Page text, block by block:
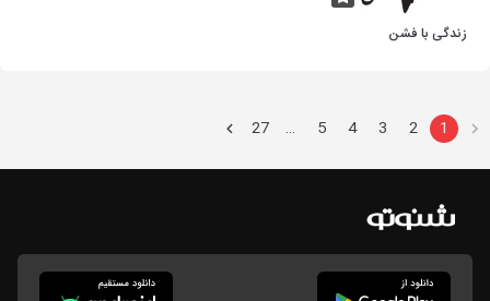
زندگی با فشن
1
2
3
4
5
…
27